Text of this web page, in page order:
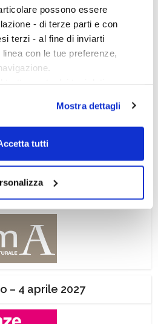
possono essere
- di terze parti e con
terzi - al fine di inviarti
con le tue preferenze,
ti invitiamo a prendere visione
.
la “X” prosegui la
“Accetta tutti” presti
che potrai revocare in
Mostra dettagli
tutti
– 4 aprile 2027